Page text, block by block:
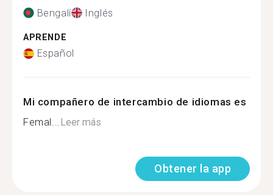
Bengalí Inglés
APRENDE
Español
Mi compañero de intercambio de idiomas es
Femal...Leer más
Obtener la app